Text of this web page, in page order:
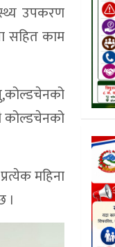
उपकरण
सहित काम
कोल्डचेनको
महिना
।